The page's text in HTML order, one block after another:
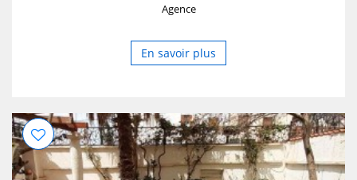
Agence
En savoir plus